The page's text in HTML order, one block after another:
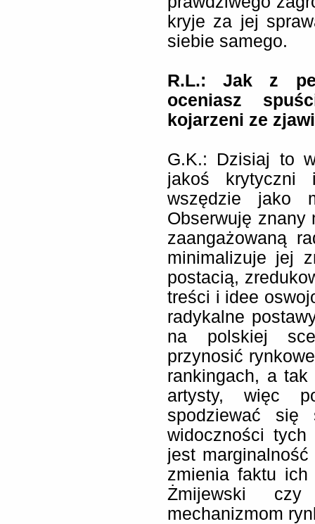
kryje za jej
siebie samego.
R.L.: Jak z
oceniasz
kojarzeni ze
G.K.: Dzisiaj to
jakoś krytyczni
wszędzie jako
Obserwuję znany
zaangażowaną
minimalizuje jej
postacią,
treści i idee
radykalne
na polskiej
przynosić
rankingach, a
artysty, więc
spodziewać się
widoczności
jest
zmienia faktu
Żmijewski
mechanizmom